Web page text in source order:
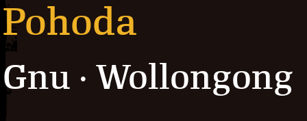
Pohoda
Gnu · Wollongong